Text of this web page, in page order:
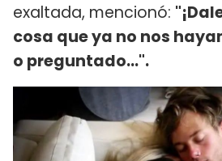
exaltada, mencionó:
cosa que ya no nos
o preguntado...".